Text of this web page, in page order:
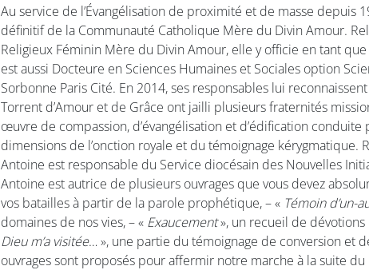
Au service de l’Évangélisation de proximité et de masse
définitif de la Communauté Catholique Mère du Divin Amour.
Religieux Féminin Mère du Divin Amour, elle y officie en tant
est aussi Docteure en Sciences Humaines et Sociales option
Sorbonne Paris Cité. En 2014, ses responsables lui
Torrent d’Amour et de Grâce ont jailli plusieurs fraternités
œuvre de compassion, d’évangélisation et d’édification
dimensions de l’onction royale et du témoignage
Antoine est responsable du Service diocésain des Nouvelles
Antoine est autrice de plusieurs ouvrages que vous devez
vos batailles à partir de la parole prophétique, – « Témoin d’un-
domaines de nos vies, – « Exaucement», un recueil de dévotions
Dieu m’a visitée… », une partie du témoignage de conversion et
ouvrages sont proposés pour affermir notre marche à la suite du